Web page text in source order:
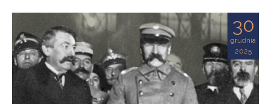
30
grudnia
2025